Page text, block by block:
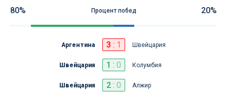
80% Процент побед 20%
Аргентина 3 : 1 Швейцария
Швейцария 1 : 0 Колумбия
Швейцария 2: 0 Алжир